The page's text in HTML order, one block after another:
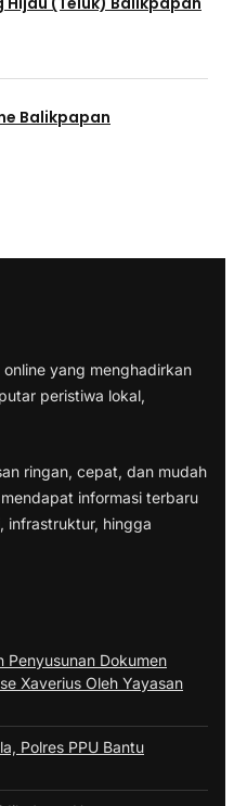
Balikpapan
yang menghadirkan
peristiwa lokal,
ringan, cepat, dan mudah
informasi terbaru
infrastruktur, hingga
Penyusunan Dokumen
Xaverius Oleh Yayasan
Polres PPU Bantu